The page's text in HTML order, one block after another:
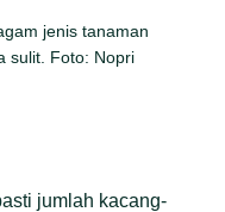
jenis tanaman
sulit. Foto: Nopri
jumlah kacang-